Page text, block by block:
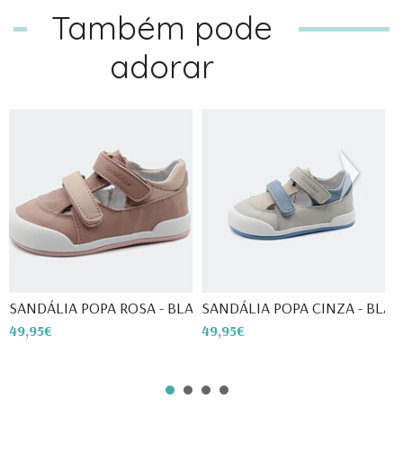
Também pode
adorar
SANDÁLIA POPA ROSA - BLANDITOS
49,95€
SANDÁLIA POPA CINZA -
49,95€